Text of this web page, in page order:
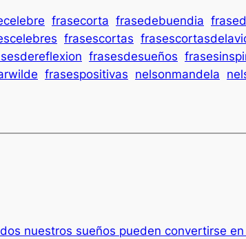
frasecorta frasedebuendia
frasescortas
frasesdesueños
frasespositivas nelsonmandela
nuestros sueños pueden convertirse